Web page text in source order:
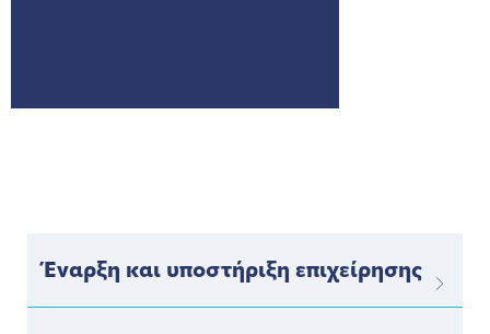
Έναρξη και υποστήριξη επιχείρησης